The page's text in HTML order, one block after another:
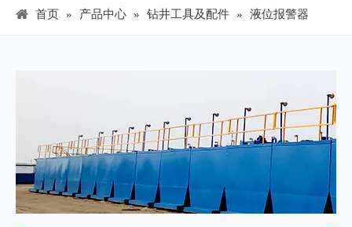
首页 » 产品中心 » 钻井工具及配件 » 液位报警器